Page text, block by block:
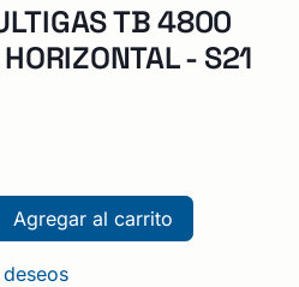
TB 4800
- S21
Agregar al carrito